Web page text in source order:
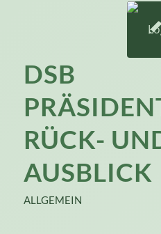
DSB
RÜCK-
AUSBLICK
ALLGEMEIN